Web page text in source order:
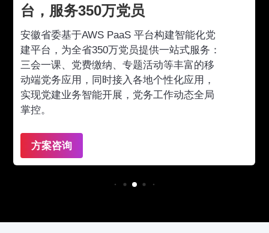
台，服务350万党员
安徽省委基于AWS PaaS 平台构建智能化党
建平台，为全省350万党员提供一站式服务：
三会一课、党费缴纳、专题活动等丰富的移
动端党务应用，同时接入各地个性化应用，
实现党建业务智能开展，党务工作动态全局
掌控。
方案咨询